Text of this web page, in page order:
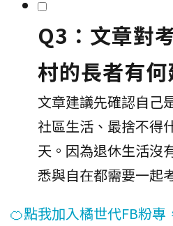
Q3：文章對
村的長者有何
文章建議先確認自己
社區生活、最捨不得
天。因為退休生活沒
悉與自在都需要一起
🍊點我加入橘世代FB粉